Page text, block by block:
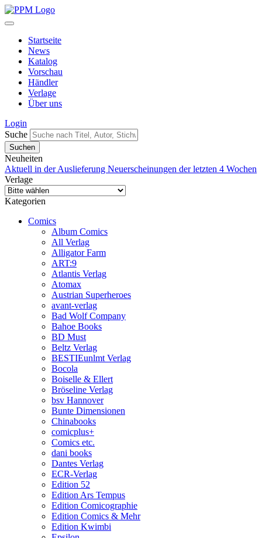
Startseite
News
Katalog
Vorschau
Händler
Verlage
Über uns
Login
Suche
Neuheiten
Aktuell in der Auslieferung Neuerscheinungen der letzten 4 Wochen
Verlage
Kategorien
Comics
Album Comics
All Verlag
Alligator Farm
ART:9
Atlantis Verlag
Atomax
Austrian Superheroes
avant-verlag
Bad Wolf Company
Bahoe Books
BD Must
Beltz Verlag
BESTIEunlmt Verlag
Bocola
Boiselle & Ellert
Bröseline Verlag
bsv Hannover
Bunte Dimensionen
Chinabooks
comicplus+
Comics etc.
dani books
Dantes Verlag
ECR-Verlag
Edition 52
Edition Ars Tempus
Edition Comicographie
Edition Comics & Mehr
Edition Kwimbi